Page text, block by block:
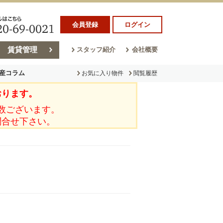
会員登録 ログイン
賃貸管理 スタッフ紹介 会社概要
コラム
ム
お気に入り物件 閲覧履歴
ます。
ざいます。
せ下さい。